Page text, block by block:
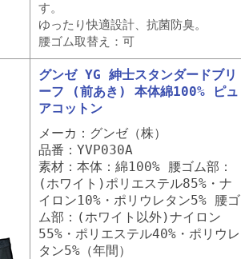
す。
ゆったり快適設計、抗菌防臭。
腰ゴム取替え：可
グンゼ YG 紳士スタンダードブリ
ーフ (前あき) 本体綿100% ピュ
アコットン
メーカ：グンゼ（株）
品番：YVP030A
素材：本体：綿100% 腰ゴム部：
(ホワイト)ポリエステル85%・ナ
イロン10%・ポリウレタン5% 腰ゴ
ム部：(ホワイト以外)ナイロン
55%・ポリエステル40%・ポリウレ
タン5%（年間）